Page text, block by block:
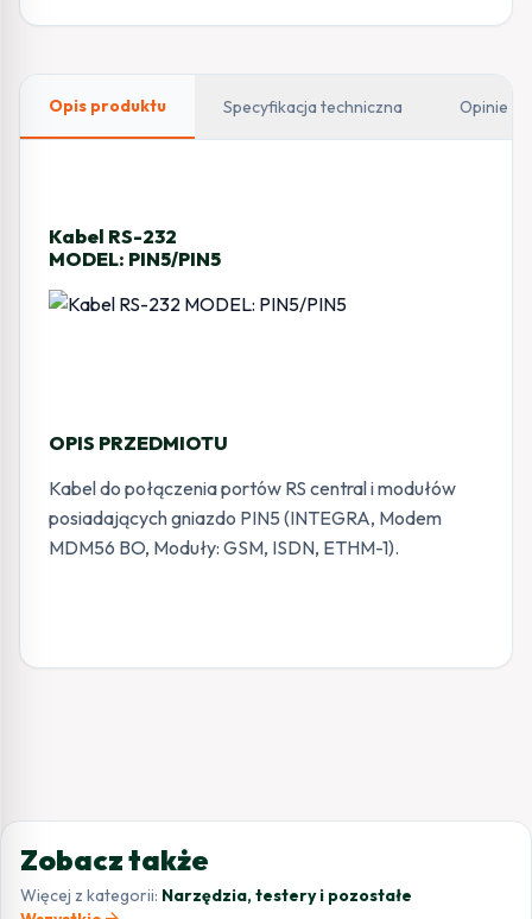
Opis produktu Specyfikacja techniczna Opinie
Kabel RS-232
MODEL: PIN5/PIN5
OPIS PRZEDMIOTU
Kabel do połączenia portów RS central i modułów
posiadających gniazdo PIN5 (INTEGRA, Modem
MDM56 BO, Moduły: GSM, ISDN, ETHM-1).
Zobacz także
Więcej z kategorii: Narzędzia, testery i pozostałe